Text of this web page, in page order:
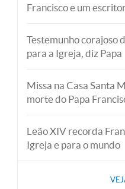
Francisco e um
Testemunho corajoso
para a Igreja, diz Papa
Missa na Casa Santa
morte do Papa
Leão XIV recorda
Igreja e para o mundo